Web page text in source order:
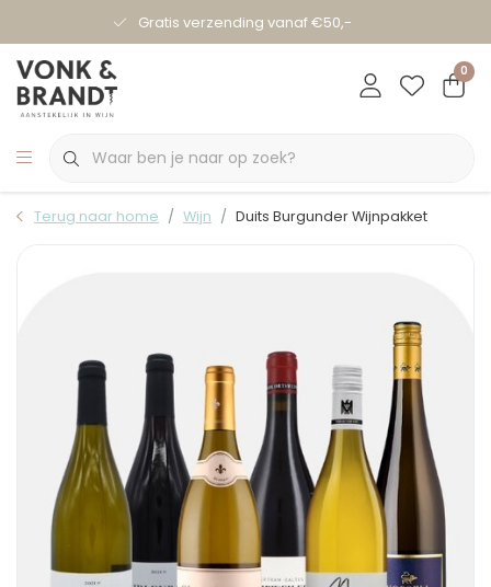
Gratis verzending vanaf €50,-
0
Terug naar home Wijn Duits Burgunder Wijnpakket